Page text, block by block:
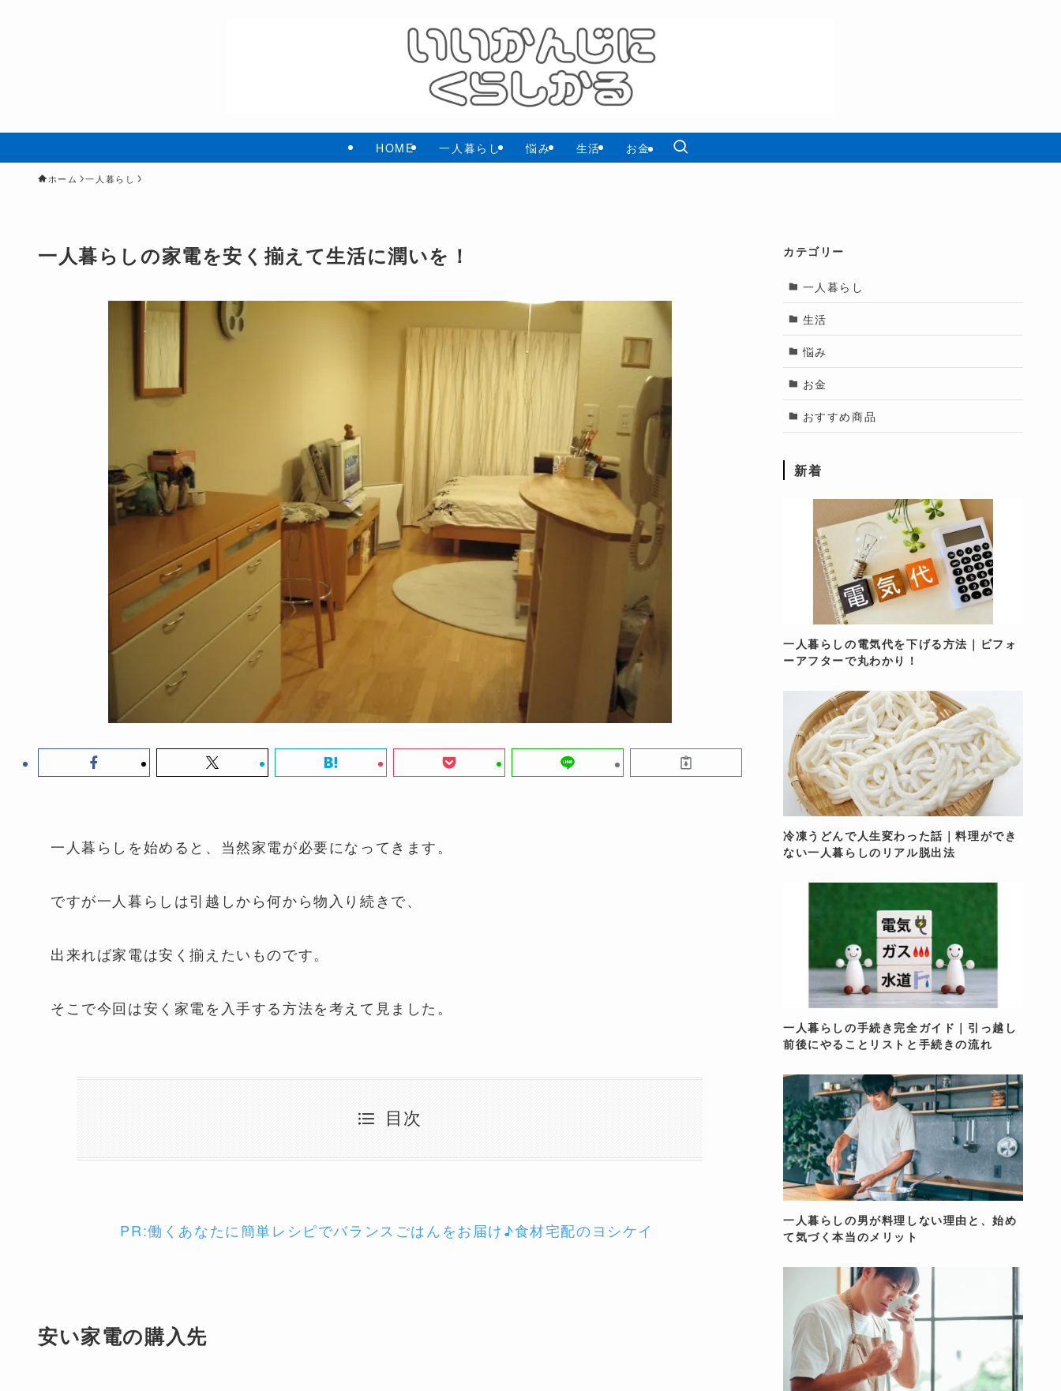
HOME 一人暮らし 悩み 生活 お金
ホーム 一人暮らし
一人暮らしの家電を安く揃えて生活に潤いを！
一人暮らしを始めると、当然家電が必要になってきます。
ですが一人暮らしは引越しから何から物入り続きで、
出来れば家電は安く揃えたいものです。
そこで今回は安く家電を入手する方法を考えて見ました。
目次
PR:働くあなたに簡単レシピでバランスごはんをお届け♪食材宅配のヨシケイ
安い家電の購入先
カテゴリー
一人暮らし
生活
悩み
お金
おすすめ商品
新着
一人暮らしの電気代を下げる方法｜ビフォ
ーアフターで丸わかり！
冷凍うどんで人生変わった話｜料理ができ
ない一人暮らしのリアル脱出法
一人暮らしの手続き完全ガイド｜引っ越し
前後にやることリストと手続きの流れ
一人暮らしの男が料理しない理由と、始め
て気づく本当のメリット